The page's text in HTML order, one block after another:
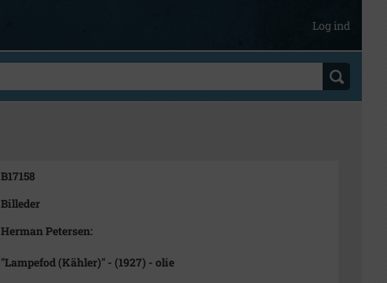
Log ind
B17158
Billeder
Herman Petersen:
"Lampefod (Kähler)" - (1927) - olie